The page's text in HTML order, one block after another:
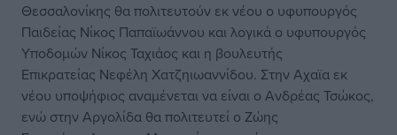
Θεσσαλονίκης θα πολιτευτούν εκ νέου ο υφυπουργός
Παιδείας Νίκος Παπαϊωάννου και λογικά ο υφυπουργός
Υποδομών Νίκος Ταχιάος και η βουλευτής
Επικρατείας Νεφέλη Χατζηιωαννίδου. Στην Αχαϊα εκ
νέου υποψήφιος αναμένεται να είναι ο Ανδρέας Τσώκος,
ενώ στην Αργολίδα θα πολιτευτεί ο Ζώης